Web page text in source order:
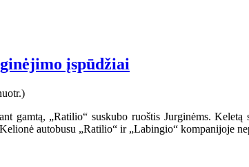
įspūdžiai
gamtą, „Ratilio“ suskubo ruoštis Jurginėms.
autobusu „Ratilio“ ir „Labingio“ kompanijoje